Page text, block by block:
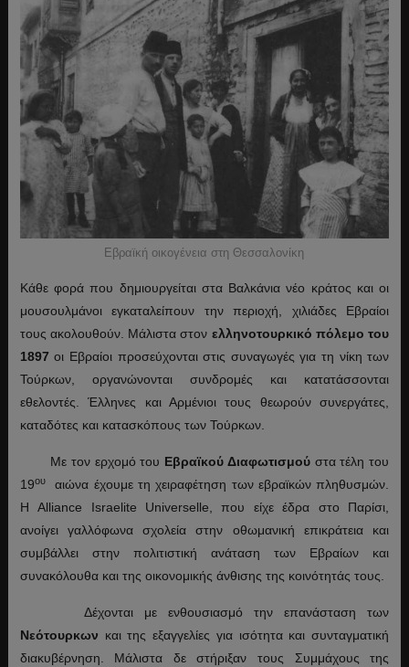
Εβραϊκή οικογένεια στη Θεσσαλονίκη
Κάθε φορά που δημιουργείται στα Βαλκάνια νέο κράτος και οι
μουσουλμάνοι εγκαταλείπουν την περιοχή, χιλιάδες Εβραίοι
τους ακολουθούν. Μάλιστα στον ελληνοτουρκικό πόλεμο του
1897 οι Εβραίοι προσεύχονται στις συναγωγές για τη νίκη των
Τούρκων, οργανώνονται συνδρομές και κατατάσσονται
εθελοντές. Έλληνες και Αρμένιοι τους θεωρούν συνεργάτες,
καταδότες και κατασκόπους των Τούρκων.
Με τον ερχομό του Εβραϊκού Διαφωτισμούστα τέλη του
19ουαιώνα έχουμε τη χειραφέτηση των εβραϊκών πληθυσμών.
Η Alliance Israelite Universelle, που είχε έδρα στο Παρίσι,
ανοίγει γαλλόφωνα σχολεία στην οθωμανική επικράτεια και
συμβάλλει στην πολιτιστική ανάταση των Εβραίων και
συνακόλουθα και της οικονομικής άνθισης της κοινότητάς τους.
Δέχονται με ενθουσιασμό την επανάσταση των
Νεότουρκων και της εξαγγελίες για ισότητα και συνταγματική
διακυβέρνηση. Μάλιστα δε στήριξαν τους Συμμάχους της